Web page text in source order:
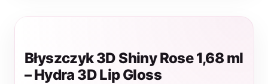
Błyszczyk 3D Shiny Rose 1,68 ml
– Hydra 3D Lip Gloss